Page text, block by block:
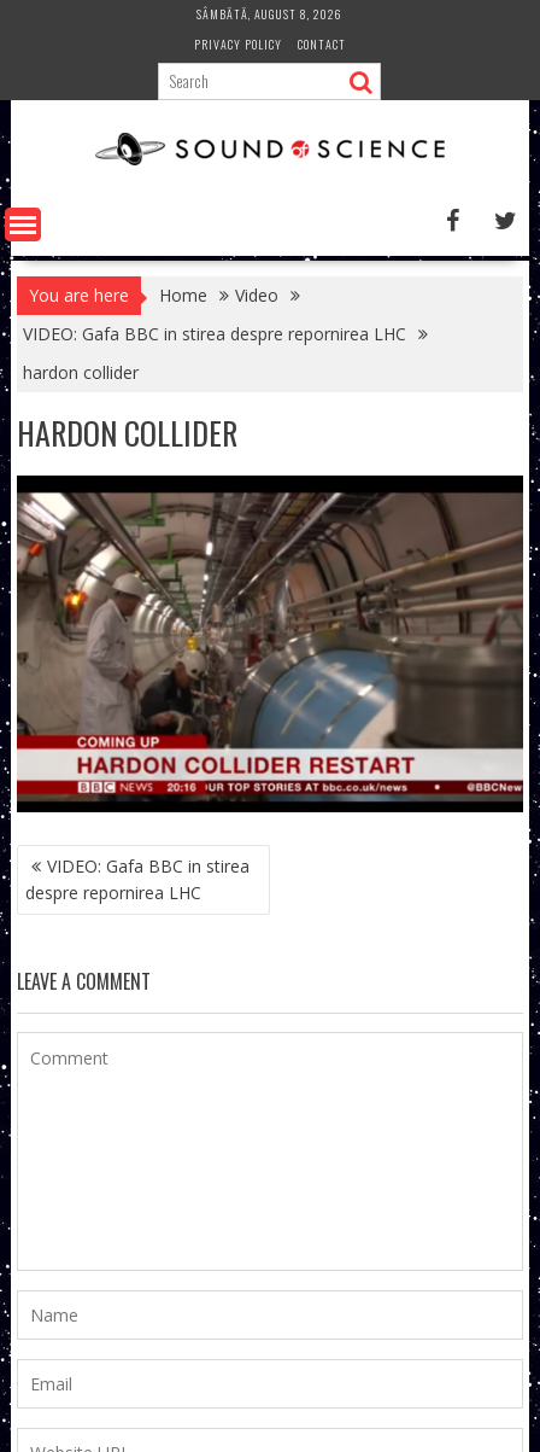
SÂMBĂTĂ, AUGUST 8, 2026
PRIVACY POLICY
CONTACT
You are here Home
Video
VIDEO: Gafa BBC in stirea despre repornirea LHC
hardon collider
HARDON COLLIDER
NAVIGARE
ÎN
ARTICOLE
VIDEO: Gafa BBC in stirea
despre repornirea LHC
LEAVE A COMMENT